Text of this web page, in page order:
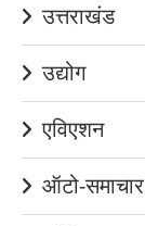
उत्तराखंड
उद्योग
एविएशन
ऑटो-समाचार